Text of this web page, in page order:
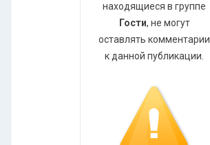
находящиеся в группе
Гости, не могут
оставлять комментарии
к данной публикации.